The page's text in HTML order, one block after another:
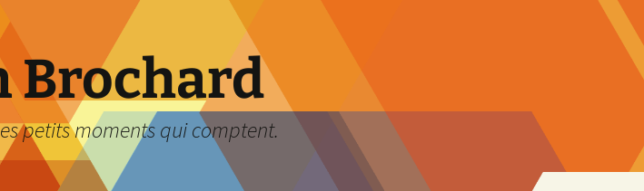
Brochard
petits moments qui comptent.